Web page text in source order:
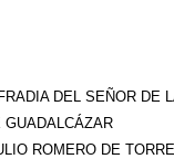
DEL SEÑOR DE
GUADALCÁZAR
ROMERO DE